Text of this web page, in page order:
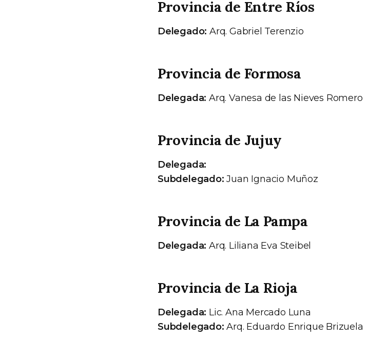
Provincia de Entre Ríos
Delegado: Arq. Gabriel Terenzio
Provincia de Formosa
Delegada: Arq. Vanesa de las Nieves Romero
Provincia de Jujuy
Delegada:
Subdelegado: Juan Ignacio Muñoz
Provincia de La Pampa
Delegada: Arq. Liliana Eva Steibel
Provincia de La Rioja
Delegada: Lic. Ana Mercado Luna
Subdelegado: Arq. Eduardo Enrique Brizuela